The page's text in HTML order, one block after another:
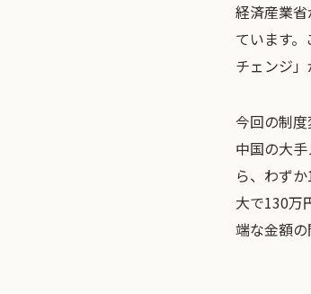
経済産業
ています
チェンジ」
今回の制
中国の大
ら、わず
大で130万
端な金額の